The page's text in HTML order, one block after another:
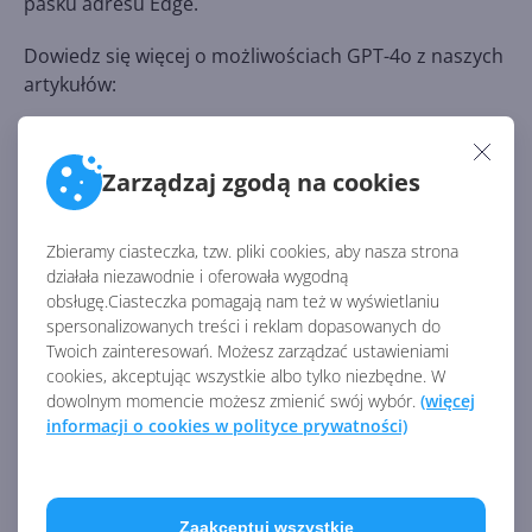
Zarządzaj zgodą na cookies
Zbieramy ciasteczka, tzw. pliki cookies, aby nasza strona
działała niezawodnie i oferowała wygodną
obsługę.Ciasteczka pomagają nam też w wyświetlaniu
spersonalizowanych treści i reklam dopasowanych do
Twoich zainteresowań. Możesz zarządzać ustawieniami
cookies, akceptując wszystkie albo tylko niezbędne. W
dowolnym momencie możesz zmienić swój wybór. (więcej
informacji o cookies w polityce prywatności)
Zaakceptuj wszystkie
Dowiedz się więcej o możliwościach GPT-4o z naszych
artykułów:
bezpośrednio w GPT-4o
Najnowszy model generowania obrazów
OpenAI dostępny dla deweloperów
GPT-4o lepszy w rozumieniu obrazów i
zadaniach STEM
Źródło:
https://blogs.bing.com/search/August-2025/Bing-